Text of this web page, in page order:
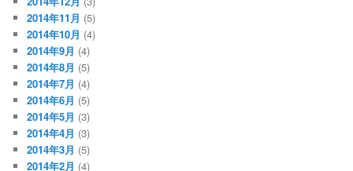
2014年11月 (5)
2014年10月 (4)
2014年9月 (4)
2014年8月 (5)
2014年7月 (4)
2014年6月 (5)
2014年5月 (3)
2014年4月 (3)
2014年3月 (5)
2014年2月 (4)